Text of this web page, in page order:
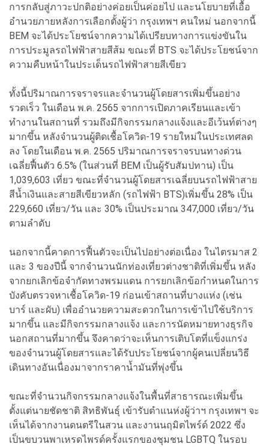
การกลับสู่ภาวะปกติอย่างค่อยเป็นค่อยไป และนโยบายที่เอื้อ
อำนวยภายหลังการเลือกตั้งผู้ว่า กรุงเทพฯ คนใหม่ นอกจากนี้
BEM จะได้ประโยชน์จากความได้เปรียบทางการแข่งขันใน
การประมูลรถไฟฟ้าสายสีส้ม ขณะที่ BTS จะได้ประโยชน์จาก
ความคืบหน้าในประเด็นรถไฟฟ้าสายสีเขียว
ทั้งนี้ปริมาณการจราจรและจำนวนผู้โดยสารเพิ่มขึ้นอย่าง
รวดเร็ว ในเดือน พ.ค. 2565 จากการเปิดภาคเรียนและเข้า
ทำงานในสถานที่ รวมถึงมีกิจกรรมกลางแจ้งและอีเว้นท์ต่างๆ
มากขึ้น หลังจำนวนผู้ติดเชื้อโควิด-19 รายใหม่ในประเทศลด
ลง โดยในเดือน พ.ค. 2565 ปริมาณการจราจรบนทางด่วน
เฉลี่ยฟื้นตัว 6.5% (ในส่วนที่ BEM เป็นผู้รับสัมปทาน) เป็น
1,039,603 เที่ยว ขณะที่จำนวนผู้โดยสารเฉลี่ยบนรถไฟฟ้าสาย
สีน้ำเงินและสายสีเขียวหลัก (รถไฟฟ้า BTS)เพิ่มขึ้น 28% เป็น
229,660 เที่ยว/วัน และ 30% เป็นประมาณ 347,000 เที่ยว/วัน
ตามลำดับ
นอกจากนี้คาดการฟื้นตัวจะเป็นไปอย่างต่อเนื่อง ในไตรมาส 2
และ 3 ของปีนี้ จากจำนวนนักท่องเที่ยวต่างชาติที่เพิ่มขึ้น หลัง
จากยกเลิกข้อจำกัดทางพรมแดน การยกเลิกข้อกำหนดในการ
บังคับตรวจหาเชื้อโควิด-19 ก่อนเข้าสถานที่บางแห่ง (เช่น
บาร์ และผับ) เพื่ออำนวยความสะดวกในการเข้าไปใช้บริการ
มากขึ้น และมีกิจกรรมกลางแจ้ง และการนัดหมายทางธุรกิจ
นอกสถานที่มากขึ้น จึงคาดว่าจะเห็นการเติบโตที่แข็งแกร่ง
ของจำนวนผู้โดยสารและได้รับประโยชน์จากผู้คนเปลี่ยนวิธี
เดินทางอันเนื่องมาจากราคาน้ำมันที่พุ่งขึ้น
ขณะที่จำนวนกิจกรรมกลางแจ้งในพื้นที่สาธารณะเพิ่มขึ้น
ตั้งแต่นายชัดชาติ สิทธิพันธุ์ เข้ารับตำแนห่งผู้ว่าฯ กรุงเทพฯ จะ
เห็นได้จากงานดนตรีในสวน และงานนฤมิตไพร์ด์ 2022 ซึ่ง
เป็นขบวนพาเหรดไพรด์ครั้งแรกของชุมชน LGBTQ ในรอบ